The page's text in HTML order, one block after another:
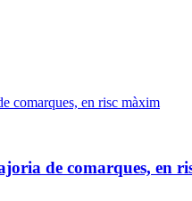
de comarques, en